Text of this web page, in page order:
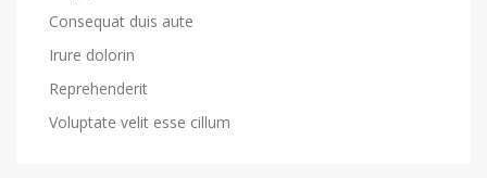
Consequat duis aute
Irure dolorin
Reprehenderit
Voluptate velit esse cillum